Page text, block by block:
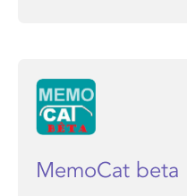
MemoCat beta